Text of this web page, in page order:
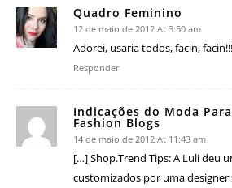
Quadro Feminino
12 de maio de 2012 At 3:50 am
Adorei, usaria todos, facin, facin!!!
Responder
Indicações do Moda
Fashion Blogs
14 de maio de 2012 At 11:43 am
[…] Shop.Trend Tips: A Luli deu
customizados por uma